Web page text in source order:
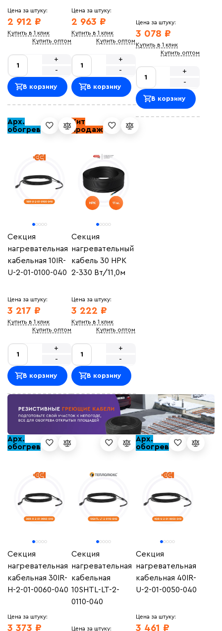
Цена за штуку:
2 912 ₽
Купить в 1 клик
Купить оптом
-
+
В корзину
Цена за штуку:
2 963 ₽
Купить в 1 клик
Купить оптом
-
+
В корзину
Цена за штуку:
3 078 ₽
Купить в 1 клик
Купить оптом
-
+
В корзину
Арх.
обогрев
Секция
нагревательная
кабельная 10IR-
U-2-01-0100-040
Цена за штуку:
3 217 ₽
Купить в 1 клик
Купить оптом
-
+
В корзину
Хит
продаж
Секция
нагревательный
кабель 30 НРК
2-330 Вт/11,0м
Цена за штуку:
3 222 ₽
Купить в 1 клик
Купить оптом
-
+
В корзину
Арх.
обогрев
Секция
нагревательная
кабельная 30IR-
H-2-01-0060-040
Цена за штуку:
3 373 ₽
Секция
нагревательная
кабельная
10SHTL-LT-2-
0110-040
Цена за штуку:
Арх.
обогрев
Секция
нагревательная
кабельная 40IR-
U-2-01-0050-040
Цена за штуку:
3 461 ₽